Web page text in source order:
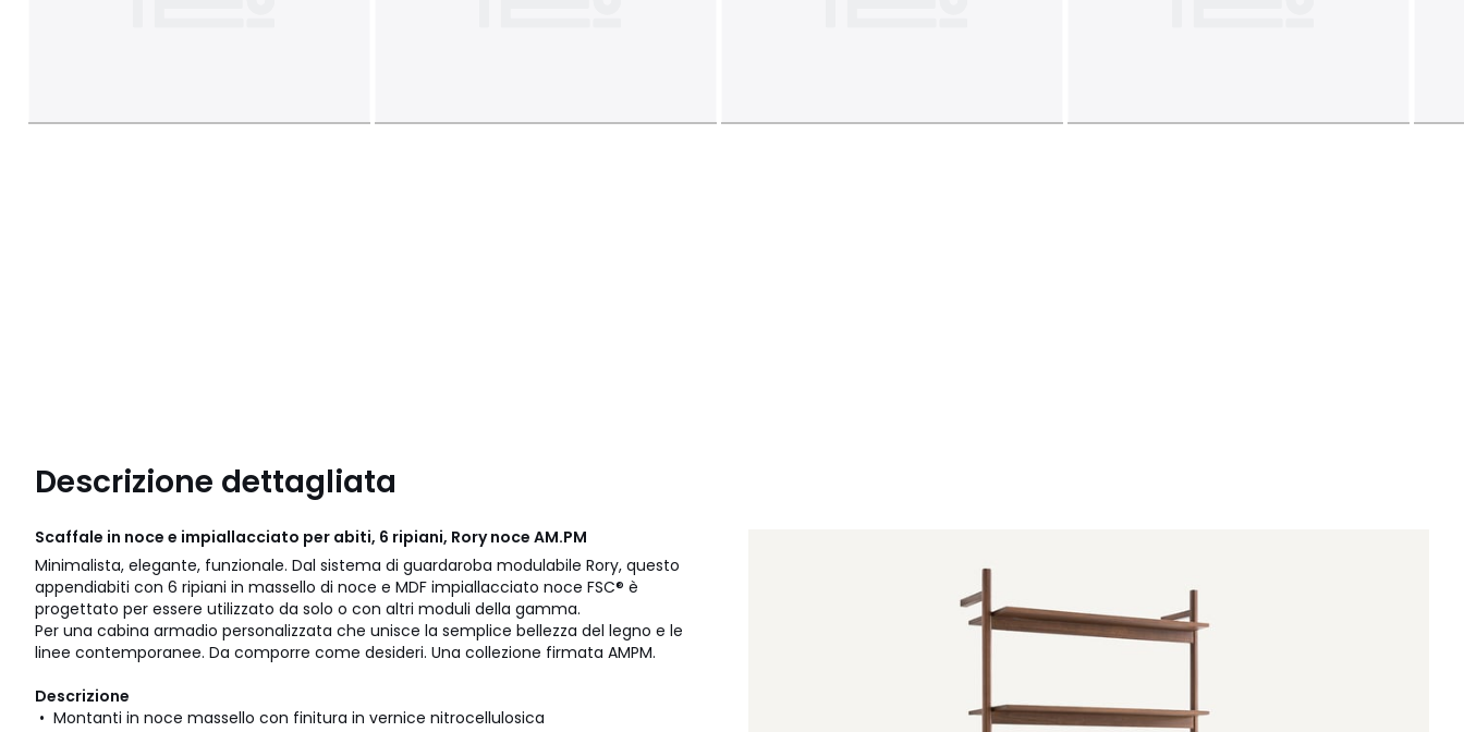
Descrizione dettagliata
Scaffale in noce e impiallacciato per abiti, 6 ripiani, Rory noce AM.PM
Minimalista, elegante, funzionale. Dal sistema di guardaroba modulabile Rory, questo
appendiabiti con 6 ripiani in massello di noce e MDF impiallacciato noce FSC® è
progettato per essere utilizzato da solo o con altri moduli della gamma.
Per una cabina armadio personalizzata che unisce la semplice bellezza del legno e le
linee contemporanee. Da comporre come desideri. Una collezione firmata AMPM.
Descrizione
• Montanti in noce massello con finitura in vernice nitrocellulosica